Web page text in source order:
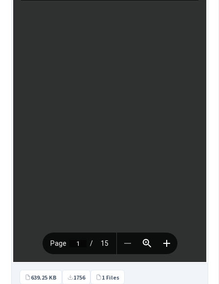
639.25 KB 1756 1 Files